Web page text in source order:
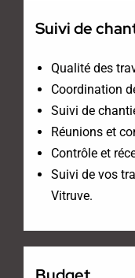
Suivi de
Qualité des
Coordination
Suivi de
Réunions et
Contrôle et
Suivi de vos
Vitruve.